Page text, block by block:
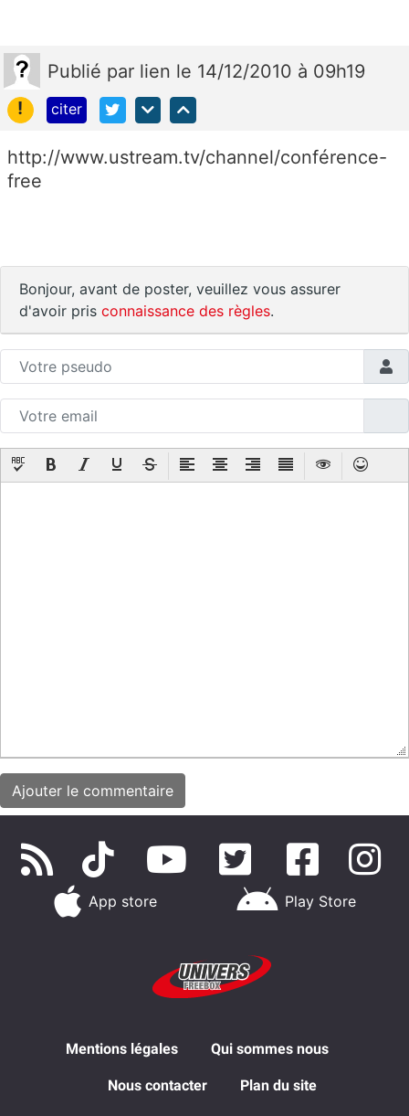
Publié par lien le 14/12/2010 à 09h19
!
citer
http://www.ustream.tv/channel/conférence-
free
Bonjour, avant de poster, veuillez vous assurer
d'avoir pris connaissance des règles.
App store Play Store
Mentions légales Qui sommes nous
Nous contacter Plan du site